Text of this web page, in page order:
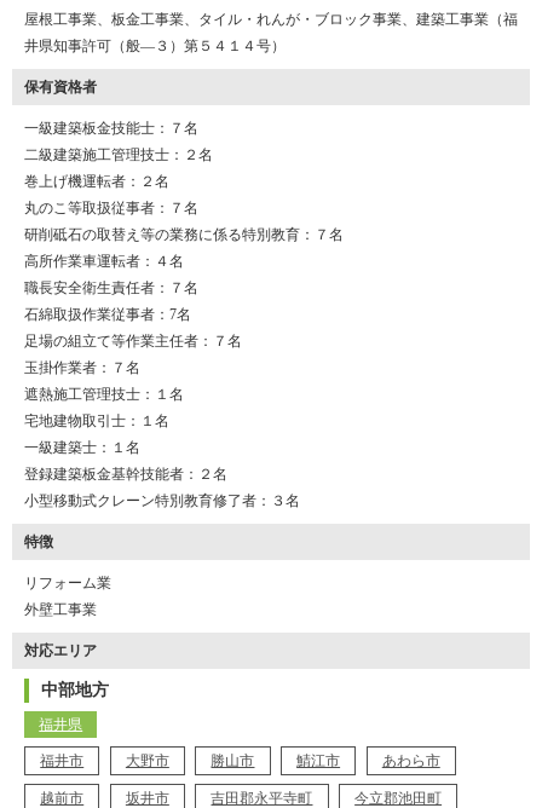
屋根工事業、板金工事業、タイル・れんが・ブロック事業、建築工事業（福
井県知事許可（般―３）第５４１４号）
保有資格者
一級建築板金技能士：７名
二級建築施工管理技士：２名
巻上げ機運転者：２名
丸のこ等取扱従事者：７名
研削砥石の取替え等の業務に係る特別教育：７名
高所作業車運転者：４名
職長安全衛生責任者：７名
石綿取扱作業従事者：7名
足場の組立て等作業主任者：７名
玉掛作業者：７名
遮熱施工管理技士：１名
宅地建物取引士：１名
一級建築士：１名
登録建築板金基幹技能者：２名
小型移動式クレーン特別教育修了者：３名
特徴
リフォーム業
外壁工事業
対応エリア
中部地方
福井県
福井市 大野市 勝山市 鯖江市 あわら市
越前市 坂井市 吉田郡永平寺町 今立郡池田町